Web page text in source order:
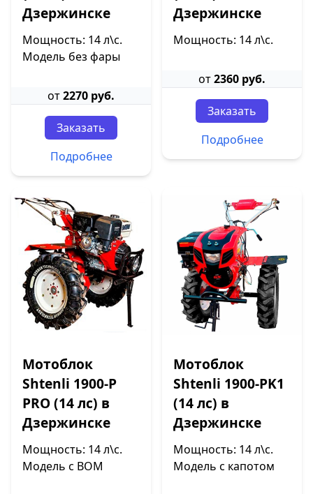
Дзержинске
Мощность: 14 л\с.
Модель без фары
от2270 руб.
Заказать
Подробнее
Дзержинске
Мощность: 14 л\с.
от2360 руб.
Заказать
Подробнее
Мотоблок
Shtenli 1900-P
PRO (14 лс) в
Дзержинске
Мощность: 14 л\с.
Модель с ВОМ
Мотоблок
Shtenli 1900-PK1
(14 лс) в
Дзержинске
Мощность: 14 л\с.
Модель с капотом